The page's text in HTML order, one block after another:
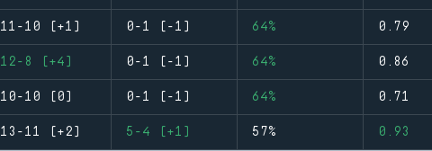
11-10 (+1) 0-1 (-1) 64% 0.79
12-8 (+4) 0-1 (-1) 64% 0.86
10-10 (0) 0-1 (-1) 64% 0.71
13-11 (+2) 5-4 (+1) 57% 0.93